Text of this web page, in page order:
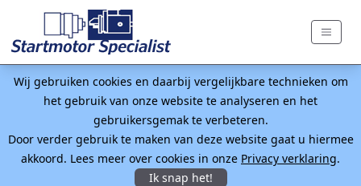
Wij gebruiken cookies en daarbij vergelijkbare technieken om
het gebruik van onze website te analyseren en het
gebruikersgemak te verbeteren.
Door verder gebruik te maken van deze website gaat u hiermee
akkoord. Lees meer over cookies in onze Privacy verklaring.
Ik snap het!